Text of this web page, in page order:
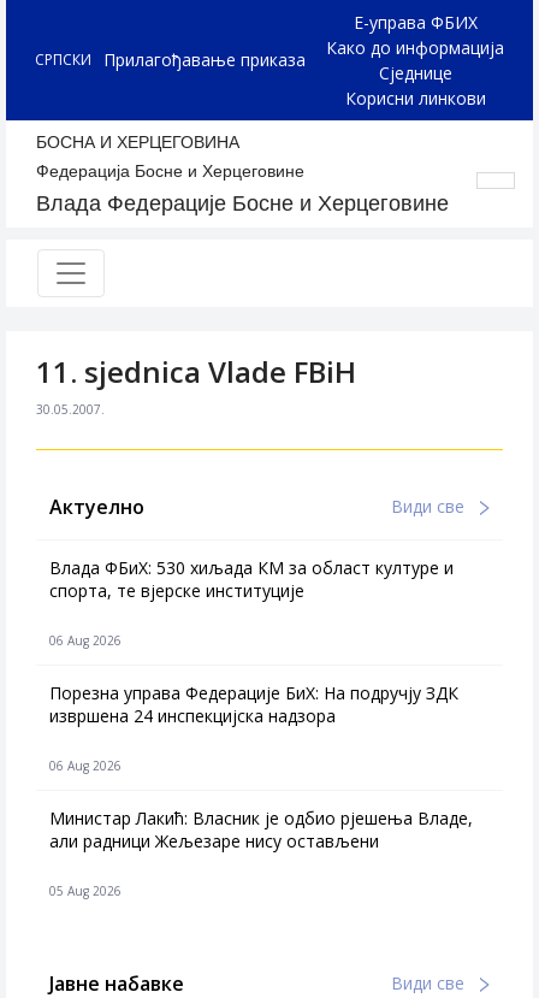
СРПСКИ Прилагођавање приказа
Е-управа ФБИХ
Како до информација
Сједнице
Корисни линкови
БОСНА И ХЕРЦЕГОВИНА
Федерација Босне и Херцеговине
Влада Федерације Босне и Херцеговине
11. sjednica Vlade FBiH
30.05.2007.
Актуелно Види све
Влада ФБиХ: 530 хиљада КМ за област културе и
спорта, те вјерске институције
06 Aug 2026
Порезна управа Федерације БиХ: На подручју ЗДК
извршена 24 инспекцијска надзора
06 Aug 2026
Министар Лакић: Власник је одбио рјешења Владе,
али радници Жељезаре нису остављени
05 Aug 2026
Јавне набавке Види све